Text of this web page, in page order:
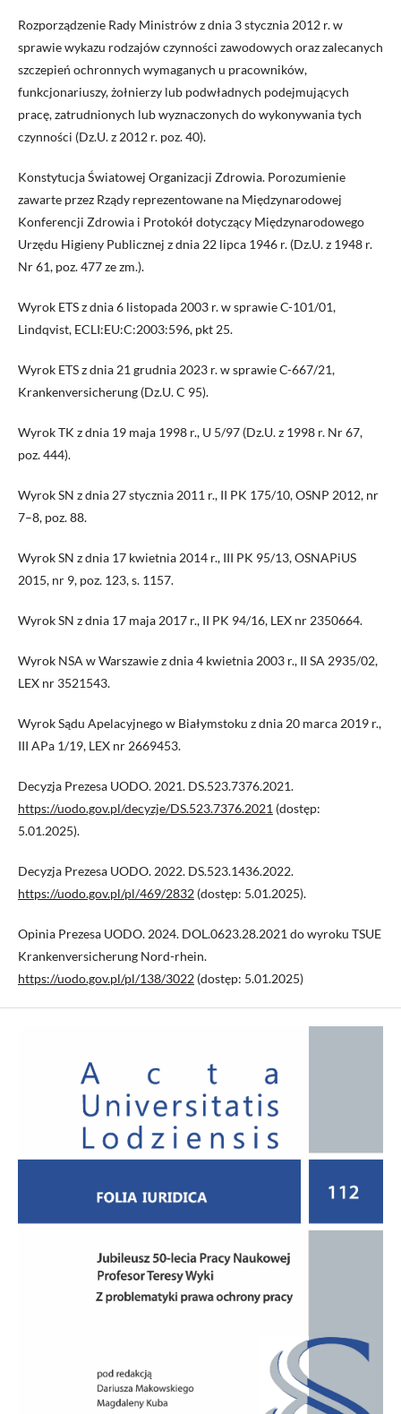
Rozporządzenie Rady Ministrów z dnia 3 stycznia 2012 r. w
sprawie wykazu rodzajów czynności zawodowych oraz zalecanych
szczepień ochronnych wymaganych u pracowników,
funkcjonariuszy, żołnierzy lub podwładnych podejmujących
pracę, zatrudnionych lub wyznaczonych do wykonywania tych
czynności (Dz.U. z 2012 r. poz. 40).
Konstytucja Światowej Organizacji Zdrowia. Porozumienie
zawarte przez Rządy reprezentowane na Międzynarodowej
Konferencji Zdrowia i Protokół dotyczący Międzynarodowego
Urzędu Higieny Publicznej z dnia 22 lipca 1946 r. (Dz.U. z 1948 r.
Nr 61, poz. 477 ze zm.).
Wyrok ETS z dnia 6 listopada 2003 r. w sprawie C-101/01,
Lindqvist, ECLI:EU:C:2003:596, pkt 25.
Wyrok ETS z dnia 21 grudnia 2023 r. w sprawie C-667/21,
Krankenversicherung (Dz.U. C 95).
Wyrok TK z dnia 19 maja 1998 r., U 5/97 (Dz.U. z 1998 r. Nr 67,
poz. 444).
Wyrok SN z dnia 27 stycznia 2011 r., II PK 175/10, OSNP 2012, nr
7–8, poz. 88.
Wyrok SN z dnia 17 kwietnia 2014 r., III PK 95/13, OSNAPiUS
2015, nr 9, poz. 123, s. 1157.
Wyrok SN z dnia 17 maja 2017 r., II PK 94/16, LEX nr 2350664.
Wyrok NSA w Warszawie z dnia 4 kwietnia 2003 r., II SA 2935/02,
LEX nr 3521543.
Wyrok Sądu Apelacyjnego w Białymstoku z dnia 20 marca 2019 r.,
III APa 1/19, LEX nr 2669453.
Decyzja Prezesa UODO. 2021. DS.523.7376.2021.
https://uodo.gov.pl/decyzje/DS.523.7376.2021 (dostęp:
5.01.2025).
Decyzja Prezesa UODO. 2022. DS.523.1436.2022.
https://uodo.gov.pl/pl/469/2832 (dostęp: 5.01.2025).
Opinia Prezesa UODO. 2024. DOL.0623.28.2021 do wyroku TSUE
Krankenversicherung Nord-rhein.
https://uodo.gov.pl/pl/138/3022 (dostęp: 5.01.2025)